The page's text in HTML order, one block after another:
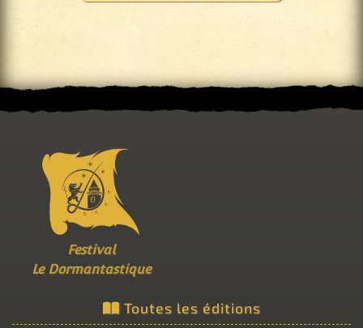
Festival
Le Dormantastique
Toutes les éditions